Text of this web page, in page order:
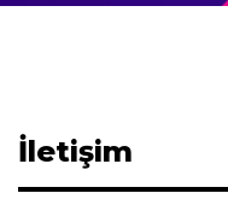
İletişim